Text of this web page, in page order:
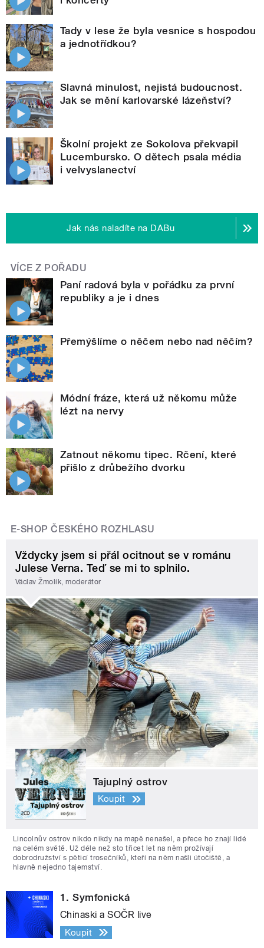
Tady v lese že byla vesnice s hospodou
a jednotřídkou?
Slavná minulost, nejistá budoucnost.
Jak se mění karlovarské lázeňství?
Školní projekt ze Sokolova překvapil
Lucembursko. O dětech psala média
i velvyslanectví
Jak nás naladíte na DABu
VÍCE Z POŘADU
Paní radová byla v pořádku za první
republiky a je i dnes
Přemýšlíme o něčem nebo nad něčím?
Módní fráze, která už někomu může
lézt na nervy
Zatnout někomu tipec. Rčení, které
přišlo z drůbežího dvorku
E-SHOP ČESKÉHO ROZHLASU
Vždycky jsem si přál ocitnout se v románu
Julese Verna. Teď se mi to splnilo.
Václav Žmolík, moderátor
Tajuplný ostrov
Koupit
Lincolnův ostrov nikdo nikdy na mapě nenašel, a přece ho znají lidé
na celém světě. Už déle než sto třicet let na něm prožívají
dobrodružství s pěticí trosečníků, kteří na něm našli útočiště, a
hlavně nejedno tajemství.
1. Symfonická
Chinaski a SOČR live
Koupit